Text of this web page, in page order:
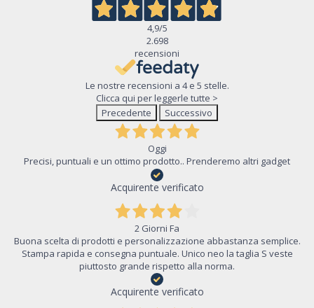
4,9/5
2.698
recensioni
Le nostre recensioni a 4 e 5 stelle.
Clicca qui per leggerle tutte >
Precedente
Successivo
Oggi
Precisi, puntuali e un ottimo prodotto.. Prenderemo altri gadget
Acquirente verificato
2 Giorni Fa
Buona scelta di prodotti e personalizzazione abbastanza semplice.
Stampa rapida e consegna puntuale. Unico neo la taglia S veste
piuttosto grande rispetto alla norma.
Acquirente verificato